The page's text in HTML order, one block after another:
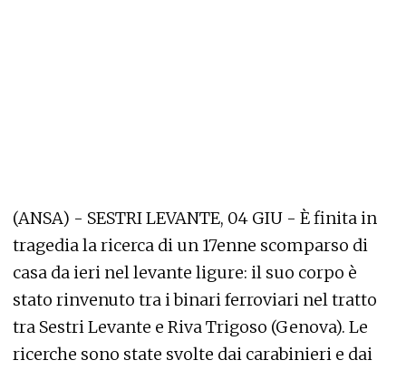
(ANSA) - SESTRI LEVANTE, 04 GIU - È finita in
tragedia la ricerca di un 17enne scomparso di
casa da ieri nel levante ligure: il suo corpo è
stato rinvenuto tra i binari ferroviari nel tratto
tra Sestri Levante e Riva Trigoso (Genova). Le
ricerche sono state svolte dai carabinieri e dai